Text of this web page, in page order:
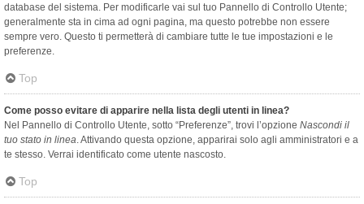
database del sistema. Per modificarle vai sul tuo Pannello di Controllo Utente;
generalmente sta in cima ad ogni pagina, ma questo potrebbe non essere
sempre vero. Questo ti permetterà di cambiare tutte le tue impostazioni e le
preferenze.
Top
Come posso evitare di apparire nella lista degli utenti in linea?
Nel Pannello di Controllo Utente, sotto “Preferenze”, trovi l’opzione Nascondi il
tuo stato in linea. Attivando questa opzione, apparirai solo agli amministratori e a
te stesso. Verrai identificato come utente nascosto.
Top